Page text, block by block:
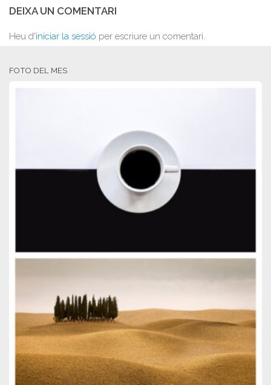
DEIXA UN COMENTARI
Heu d'iniciar la sessió per escriure un comentari.
FOTO DEL MES